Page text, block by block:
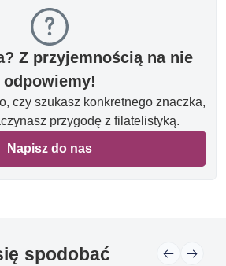
Z przyjemnością na nie
odpowiemy!
czy szukasz konkretnego znaczka,
przygodę z filatelistyką.
Napisz do nas
spodobać